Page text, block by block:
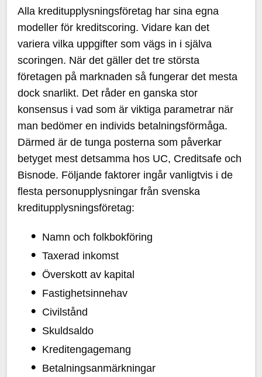
Alla kreditupplysningsföretag har sina egna
modeller för kreditscoring. Vidare kan det
variera vilka uppgifter som vägs in i själva
scoringen. När det gäller det tre största
företagen på marknaden så fungerar det mesta
dock snarlikt. Det råder en ganska stor
konsensus i vad som är viktiga parametrar när
man bedömer en individs betalningsförmåga.
Därmed är de tunga posterna som påverkar
betyget mest detsamma hos UC, Creditsafe och
Bisnode. Följande faktorer ingår vanligtvis i de
flesta personupplysningar från svenska
kreditupplysningsföretag:
Namn och folkbokföring
Taxerad inkomst
Överskott av kapital
Fastighetsinnehav
Civilstånd
Skuldsaldo
Kreditengagemang
Betalningsanmärkningar